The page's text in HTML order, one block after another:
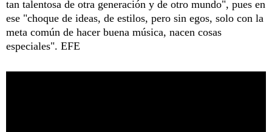
tan talentosa de otra generación y de otro mundo", pues en
ese "choque de ideas, de estilos, pero sin egos, solo con la
meta común de hacer buena música, nacen cosas
especiales". EFE